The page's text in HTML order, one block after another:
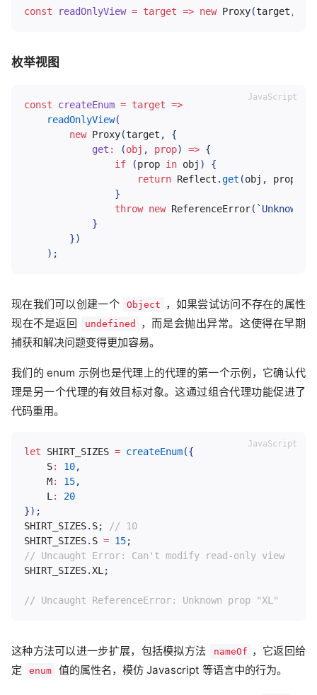
const readOnlyView = target => new Proxy(target ,
枚举视图
const createEnum = target =>
readOnlyView(
new Proxy(target ,
{
get : (obj , prop) => {
if
(prop in obj )
{
return Reflect .get (obj , prop
}
throw new ReferenceError( ` Unknown
}
})
) ;
现在我们可以创建一个 Object
，如果尝试访问不存在的属性
现在不是返回
undefined
，而是会抛出异常。这使得在早期
捕获和解决问题变得更加容易。
我们的 enum 示例也是代理上的代理的第一个示例，它确认代
理是另一个代理的有效目标对象。这通过组合代理功能促进了
代码重用。
let SHIRT_SIZES = createEnum({
S: 10,
M: 15,
L :
20
}) ;
SHIRT_SIZES. S;
// 10
SHIRT_SIZES. S = 15;
// Uncaught Error: Can't modify read-only view
SHIRT_SIZES.XL ;
// Uncaught ReferenceError: Unknown prop "XL"
这种方法可以进一步扩展，包括模拟方法 nameOf ，它返回给
定
enum 值的属性名，模仿 Javascript 等语言中的行为。